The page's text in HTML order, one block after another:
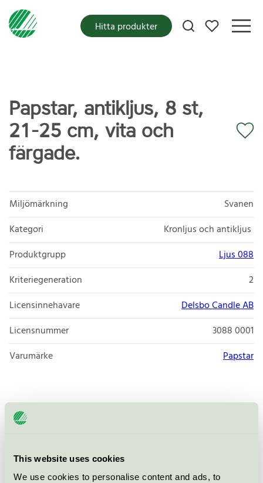
This website uses cookies
We use cookies to personalise content and ads, to
Mina favoriter
Hitta produkter
Papstar, antikljus, 8 st,
21-25 cm, vita och
färgade.
Miljömärkning
Svanen
Kategori
Kronljus och antikljus
Produktgrupp
Ljus 088
Kriteriegeneration
2
Licensinnehavare
Delsbo Candle AB
Licensnummer
3088 0001
Varumärke
Papstar
Stakljus i 100% stearin. Med fin och hög låga och med